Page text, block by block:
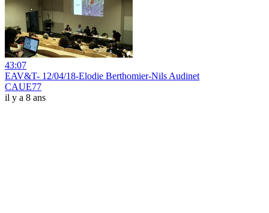
43:07
EAV&T- 12/04/18-Elodie Berthomier-Nils Audinet
CAUE77
il y a 8 ans